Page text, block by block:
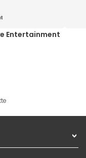
Entertainment